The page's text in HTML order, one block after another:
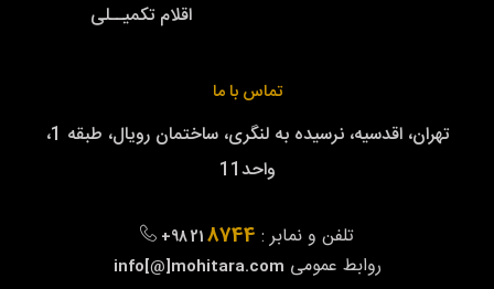
اقلام تکمیــلی
تماس با ما
تهران، اقدسیه، نرسیده به لنگری، ساختمان رویال، طبقه 1،
واحد11
تلفن و نمابر : +98 218744
روابط عمومی info[@]mohitara.com